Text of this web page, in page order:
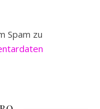
Spam zu